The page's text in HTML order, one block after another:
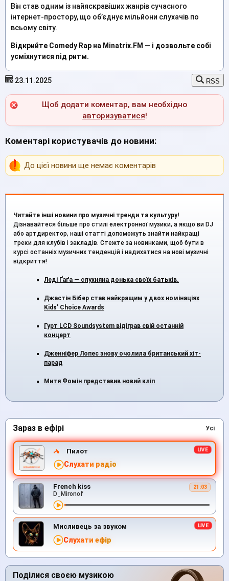
Він став одним із найяскравіших жанрів сучасного
інтернет-простору, що об’єднує мільйони слухачів по
всьому світу.
Відкрийте Comedy Rap на Minatrix.FM — і дозвольте собі
усміхнутися під ритм.
23.11.2025 RSS
Щоб додати коментар, вам необхідно
авторизуватися!
Коментарі користувачів до новини:
До цієї новини ще немає коментарів
Читайте інші новини про музичні тренди та культуру!
Дізнавайтеся більше про стилі електронної музики, а якщо ви DJ
або артдиректор, наші статті допоможуть знайти найкращі
треки для клубів і закладів. Стежте за новинками, щоб бути в
курсі останніх музичних тенденцій і надихатися на нові музичні
відкриття!
Леді Ґаґа — слухняна донька своїх батьків.
Джастін Бібер став найкращим у двох номінаціях
Kids’ Choice Awards
Гурт LCD Soundsystem відіграв свій останній
концерт
Дженніфер Лопес знову очолила британський хіт-
парад
Митя Фомін представив новий кліп
Зараз в ефірі Усі
Пилот
Слухати радіо
French kiss 21:03
D_Mironof
Мисливець за звуком
Слухати ефір
Поділися своєю музикою